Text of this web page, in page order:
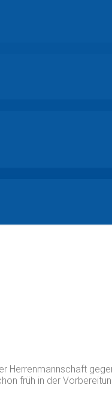
Herrenmannschaft
früh in der